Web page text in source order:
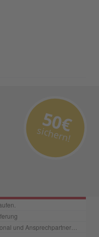
50€
sichern!